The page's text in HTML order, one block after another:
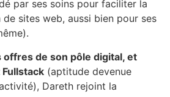
par ses soins pour faciliter la
sites web, aussi bien pour ses
de son pôle digital, et
​​ (​aptitude devenue
Dareth rejoint la